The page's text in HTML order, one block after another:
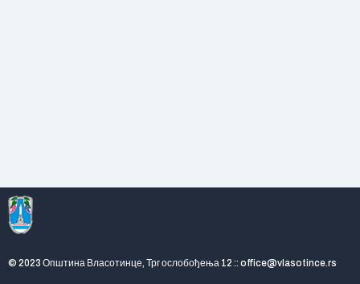
© 2023 Општина Власотинце, Трг ослобођења 12 :: office@vlasotince.rs